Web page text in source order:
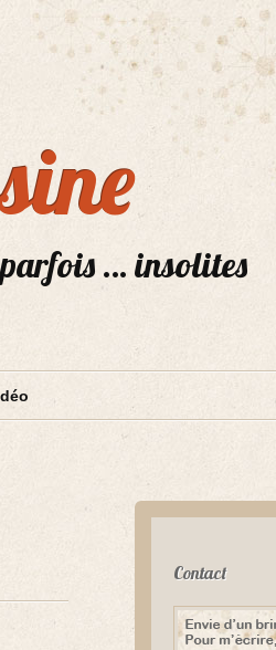
… insolites
Contact